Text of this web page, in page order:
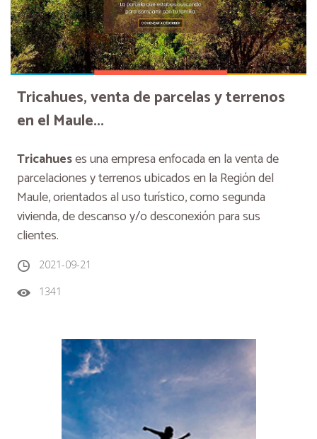
Tricahues, venta de parcelas y terrenos
en el Maule...
Tricahueses una empresa enfocada en la venta de
parcelaciones y terrenos ubicados en la Región del
Maule, orientados al uso turístico, como segunda
vivienda, de descanso y/o desconexión para sus
clientes.
2021-09-21
1341